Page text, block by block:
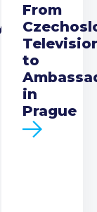
From
to
in
Prague